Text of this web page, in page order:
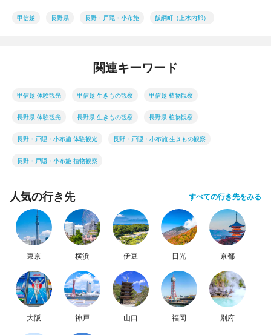
甲信越 長野県 長野・戸隠・小布施 飯綱町（上水内郡）
関連キーワード
甲信越 体験観光 甲信越 生きもの観察 甲信越 植物観察
長野県 体験観光 長野県 生きもの観察 長野県 植物観察
長野・戸隠・小布施 体験観光 長野・戸隠・小布施 生きもの観察
長野・戸隠・小布施 植物観察
人気の行き先 すべての行き先をみる
東京 横浜 伊豆 日光 京都
大阪 神戸 山口 福岡 別府